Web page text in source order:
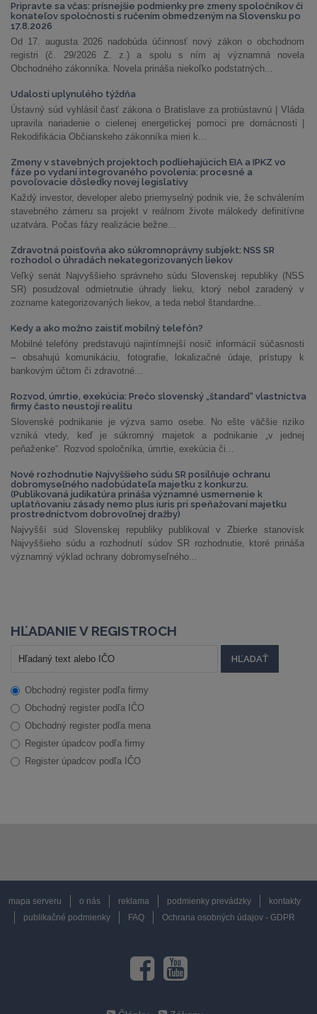
Pripravte sa včas: prísnejšie podmienky pre zmeny spoločníkov či
konateľov spoločnosti s ručením obmedzeným na Slovensku po
17.8.2026
Od 17. augusta 2026 nadobúda účinnosť nový zákon o obchodnom
registri (č. 29/2026 Z. z.) a spolu s ním aj významná novela
Obchodného zákonníka. Novela prináša niekoľko podstatných...
Udalosti uplynulého týždňa
Ústavný súd vyhlásil časť zákona o Bratislave za protiústavnú | Vláda
upravila nariadenie o cielenej energetickej pomoci pre domácnosti |
Rekodifikácia Občianskeho zákonníka mieri k...
Zmeny v stavebných projektoch podliehajúcich EIA a IPKZ vo
fáze po vydaní integrovaného povolenia: procesné a
povoľovacie dôsledky novej legislatívy
Každý investor, developer alebo priemyselný podnik vie, že schválením
stavebného zámeru sa projekt v reálnom živote málokedy definitívne
uzatvára. Počas fázy realizácie bežne...
Zdravotná poisťovňa ako súkromnoprávny subjekt: NSS SR
rozhodol o úhradách nekategorizovaných liekov
Veľký senát Najvyššieho správneho súdu Slovenskej republiky (NSS
SR) posudzoval odmietnutie úhrady lieku, ktorý nebol zaradený v
zozname kategorizovaných liekov, a teda nebol štandardne...
Kedy a ako možno zaistiť mobilný telefón?
Mobilné telefóny predstavujú najintímnejší nosič informácií súčasnosti
– obsahujú komunikáciu, fotografie, lokalizačné údaje, prístupy k
bankovým účtom či zdravotné...
Rozvod, úmrtie, exekúcia: Prečo slovenský „štandard“ vlastníctva
firmy často neustojí realitu
Slovenské podnikanie je výzva samo osebe. No ešte väčšie riziko
vzniká vtedy, keď je súkromný majetok a podnikanie „v jednej
peňaženke“. Rozvod spoločníka, úmrtie, exekúcia či...
Nové rozhodnutie Najvyššieho súdu SR posilňuje ochranu
dobromyseľného nadobúdateľa majetku z konkurzu.
(Publikovaná judikatúra prináša významné usmernenie k
uplatňovaniu zásady nemo plus iuris pri speňažovaní majetku
prostredníctvom dobrovoľnej dražby)
Najvyšší súd Slovenskej republiky publikoval v Zbierke stanovísk
Najvyššieho súdu a rozhodnutí súdov SR rozhodnutie, ktoré prináša
významný výklad ochrany dobromyseľného...
HĽADANIE V REGISTROCH
Obchodný register podľa firmy
Obchodný register podľa IČO
Obchodný register podľa mena
Register úpadcov podľa firmy
Register úpadcov podľa IČO
mapa serveru o nás reklama podmienky prevádzky
kontakty
publikačné podmienky
FAQ Ochrana osobných údajov - GDPR